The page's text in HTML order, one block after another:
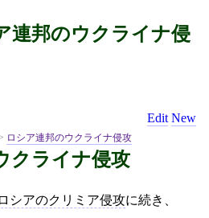
連邦のウクライナ侵
Edit New
ロシア連邦のウクライナ侵攻
クライナ侵攻
ロシアのクリミア侵攻に続き、